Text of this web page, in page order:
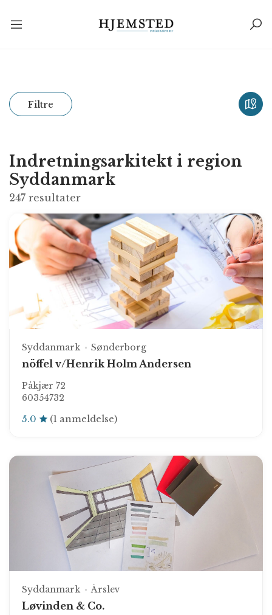
Filtre
Indretningsarkitekt i region
Syddanmark
247 resultater
Syddanmark Sønderborg
nöffel v/Henrik Holm Andersen
Påkjær 72
60354732
5.0 (1 anmeldelse)
Syddanmark Årslev
Løvinden & Co.